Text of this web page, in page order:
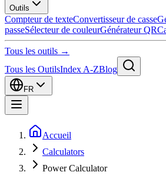
Outils
Compteur de texteConvertisseur de casse
passeSélecteur de couleurGénérateur QR
Tous les outils →
Tous les OutilsIndex A-ZBlog
FR
Accueil
Calculators
Power Calculator